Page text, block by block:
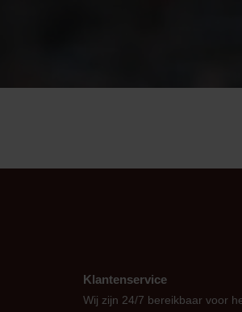
Klantenservice
Wij zijn 24/7 bereikbaar voor